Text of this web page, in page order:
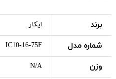
برند ایکار
شماره مدل IC10-16-75F
وزن N/A